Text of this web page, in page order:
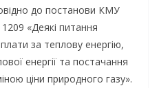
до постанови КМУ
«Деякі питання
за теплову енергію,
енергії та постачання
ціни природного газу».